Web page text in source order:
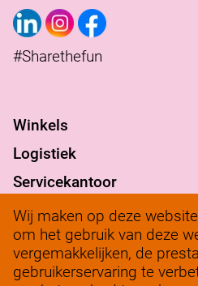
#Sharethefun
Winkels
Logistiek
Servicekantoor
Verantwoord ondernemen
werkenbij@solow.nl
+ 31 345 62 14 32
Wij maken op deze
om het gebruik van deze
vergemakkelijken, de
gebruikerservaring te